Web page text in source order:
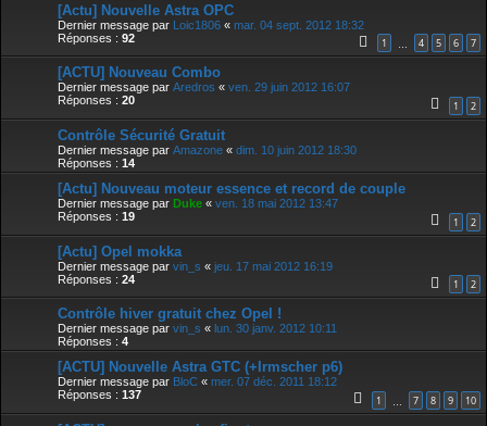
[Actu] Nouvelle Astra OPC
Dernier message par Loic1806 « mar. 04 sept. 2012 18:32
Réponses : 92 1 4 5 6 7
[ACTU] Nouveau Combo
Dernier message par Aredros « ven. 29 juin 2012 16:07
Réponses : 20 1 2
Contrôle Sécurité Gratuit
Dernier message par Amazone « dim. 10 juin 2012 18:30
Réponses : 14
[Actu] Nouveau moteur essence et record de couple
Dernier message par Duke « ven. 18 mai 2012 13:47
Réponses : 19 1 2
[Actu] Opel mokka
Dernier message par vin_s « jeu. 17 mai 2012 16:19
Réponses : 24 1 2
Contrôle hiver gratuit chez Opel !
Dernier message par vin_s « lun. 30 janv. 2012 10:11
Réponses : 4
[ACTU] Nouvelle Astra GTC (+Irmscher p6)
Dernier message par BloC « mer. 07 déc. 2011 18:12
Réponses : 137 1 7 8 9 10